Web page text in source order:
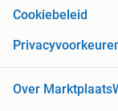
Cookiebeleid
Over Marktplaats